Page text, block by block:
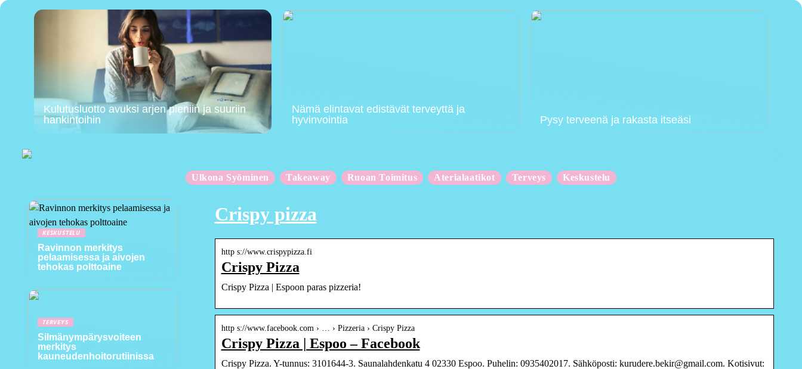
Kulutusluotto avuksi arjen pieniin ja suuriin
hankintoihin
Nämä elintavat edistävät terveyttä ja
hyvinvointia
Pysy terveenä ja rakasta itseäsi
Ulkona Syöminen Takeaway Ruoan Toimitus Aterialaatikot Terveys Keskustelu
Crispy pizza
http s://www.crispypizza.fi
Crispy Pizza
Crispy Pizza | Espoon paras pizzeria!
http s://www.facebook.com › … › Pizzeria › Crispy Pizza
Crispy Pizza | Espoo – Facebook
Crispy Pizza. Y-tunnus: 3101644-3. Saunalahdenkatu 4 02330 Espoo. Puhelin: 0935402017. Sähköposti: kurudere.bekir@gmail.com. Kotisivut:
KESKUSTELU
Ravinnon merkitys
pelaamisessa ja aivojen
tehokas polttoaine
TERVEYS
Silmänympärysvoiteen
merkitys
kauneudenhoitorutiinissa